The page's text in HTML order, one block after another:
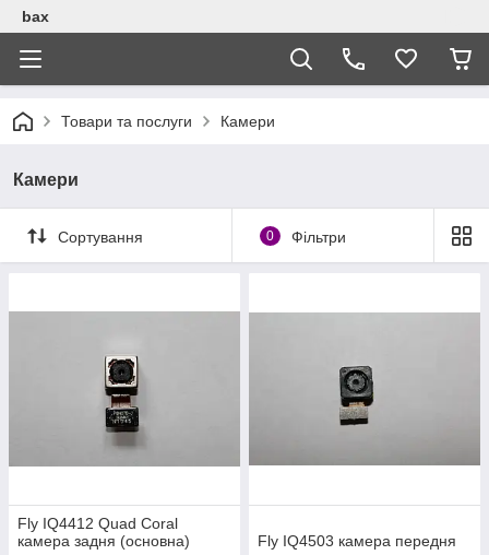
bax
Товари та послуги Камери
Камери
Сортування 0 Фільтри
Fly IQ4412 Quad Coral
камера задня (основна)
Fly IQ4503 камера передня